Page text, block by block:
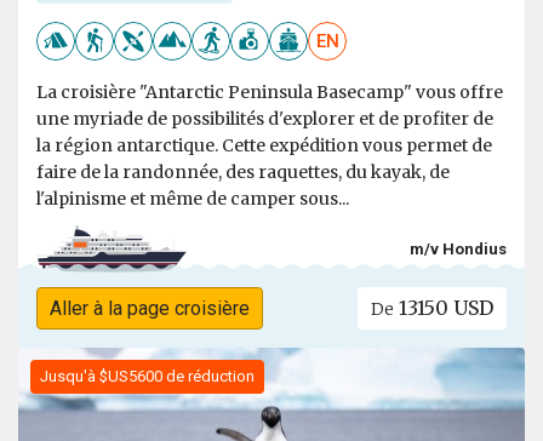
EN
La croisière "Antarctic Peninsula Basecamp" vous offre
une myriade de possibilités d'explorer et de profiter de
la région antarctique. Cette expédition vous permet de
faire de la randonnée, des raquettes, du kayak, de
l'alpinisme et même de camper sous...
m/v Hondius
Aller à la page croisière De 13150 USD
Jusqu'à $US5600 de réduction